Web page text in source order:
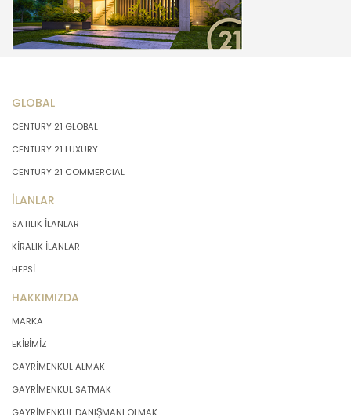
GLOBAL
CENTURY 21 GLOBAL
CENTURY 21 LUXURY
CENTURY 21 COMMERCIAL
İLANLAR
SATILIK İLANLAR
KİRALIK İLANLAR
HEPSİ
HAKKIMIZDA
MARKA
EKİBİMİZ
GAYRİMENKUL ALMAK
GAYRİMENKUL SATMAK
GAYRİMENKUL DANIŞMANI OLMAK